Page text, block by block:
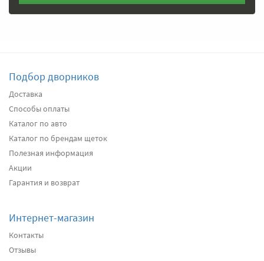
Подбор дворников
Доставка
Способы оплаты
Каталог по авто
Каталог по брендам щеток
Полезная информация
Акции
Гарантия и возврат
Интернет-магазин
Контакты
Отзывы